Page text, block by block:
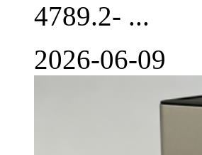
4789.2- ...
2026-06-09